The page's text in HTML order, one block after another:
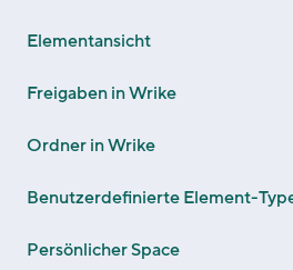
Elementansicht
Freigaben in Wrike
Ordner in Wrike
Benutzerdefinierte Element-
Persönlicher Space